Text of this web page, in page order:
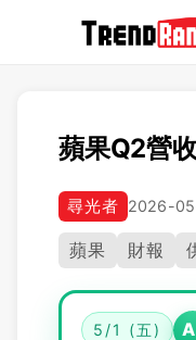
蘋果Q2營
尋光者 2026-
蘋果 財報
5/1 (五)